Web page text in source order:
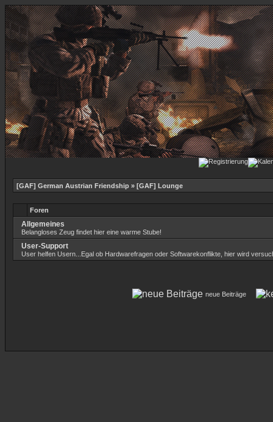
[GAF] German Austrian Friendship » [GAF] Lounge
Foren
Allgemeines
Belangloses Zeug findet hier eine warme Stube!
User-Support
User helfen Usern...Egal ob Hardwarefragen oder Softwarekonflikte, hier wird
neue Beiträge